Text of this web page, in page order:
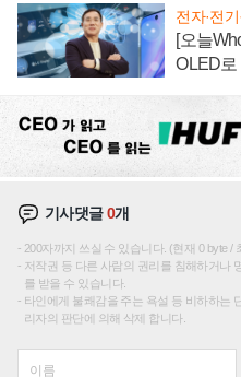
전자·전
[오늘
OLED로
기사댓글0개
200자까지 쓰실 수 있습니다. (현재 0 byte /
저작권 등 다른 사람의 권리를 침해하거나
를 받을 수 있습니다.
타인에게 불쾌감을 주는 욕설 등 비하하는
리자의 판단에 의해 삭제 합니다.